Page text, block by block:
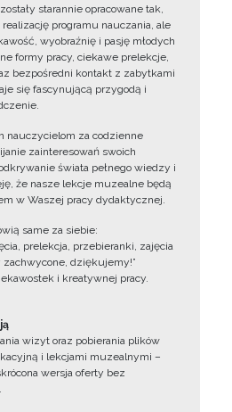
starannie opracowane tak,
programu nauczania, ale
wyobraźnię i pasję młodych
formy pracy, ciekawe prelekcje,
bezpośredni kontakt z zabytkami
się fascynującą przygodą i
za codzienne
zainteresowań swoich
świata pełnego wiedzy i
że nasze lekcje muzealne będą
w Waszej pracy dydaktycznej.
same za siebie:
prelekcja, przebieranki, zajęcia
zachwycone, dziękujemy!”
i kreatywnej pracy.
wizyt oraz pobierania plików
i lekcjami muzealnymi –
wersja oferty bez